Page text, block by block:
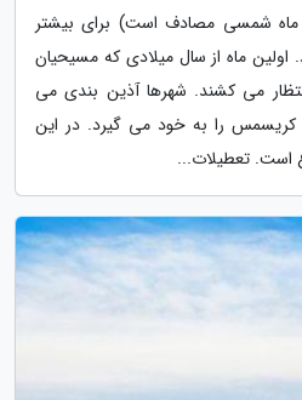
ماه شمسی مصادف است) برای بیشتر
اولین ماه از سال میلادی که مسیحیان
می کشند. شهرها آذین بندی می
را به خود می گیرد. در این
است. تعطیلات...